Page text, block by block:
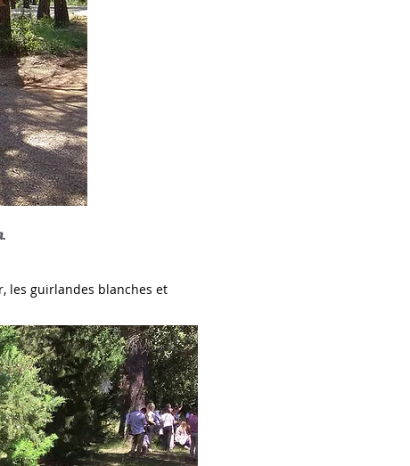
.
les guirlandes blanches et